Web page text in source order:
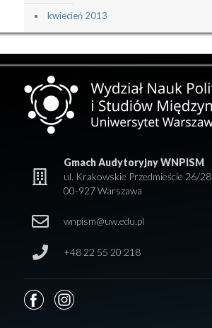
kwiecień 2013
Gmach Audytoryjny WNPISM
ul. Krakowskie Przedmieście 26/28
00-927 Warszawa
wnpism@uw.edu.pl
+48 22 55 20 218